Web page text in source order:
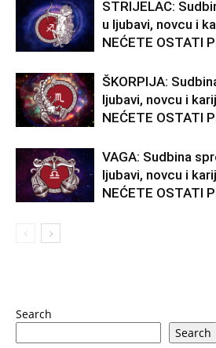
STRIJELAC:
u ljubavi, novcu i
NEĆETE OSTATI
ŠKORPIJA:
ljubavi, novcu i
NEĆETE OSTATI
VAGA: Sudbina
ljubavi, novcu i
NEĆETE OSTATI
Search
Search